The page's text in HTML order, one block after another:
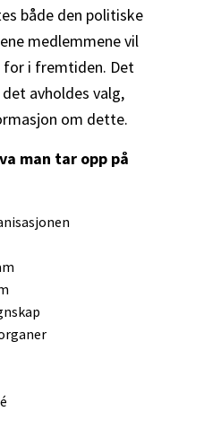
både den politiske
medlemmene vil
for i fremtiden. Det
avholdes valg,
om dette.
man tar opp på